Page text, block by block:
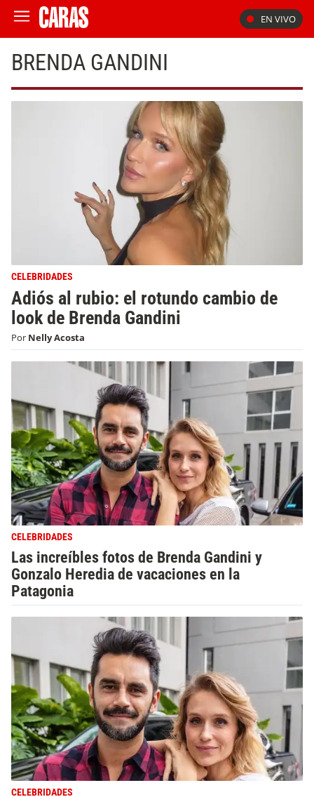
EN VIVO
BRENDA GANDINI
CELEBRIDADES
Adiós al rubio: el rotundo cambio de
look de Brenda Gandini
Por Nelly Acosta
CELEBRIDADES
Las increíbles fotos de Brenda Gandini y
Gonzalo Heredia de vacaciones en la
Patagonia
CELEBRIDADES